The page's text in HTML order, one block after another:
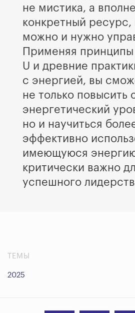
не мистика, а вполне
конкретный ресурс,
можно и нужно
Применяя принципы
U и древние
с энергией, вы
не только повысить
энергетический
но и научиться
эффективно
имеющуюся
критически важно
успешного
ТЕМЫ
2025